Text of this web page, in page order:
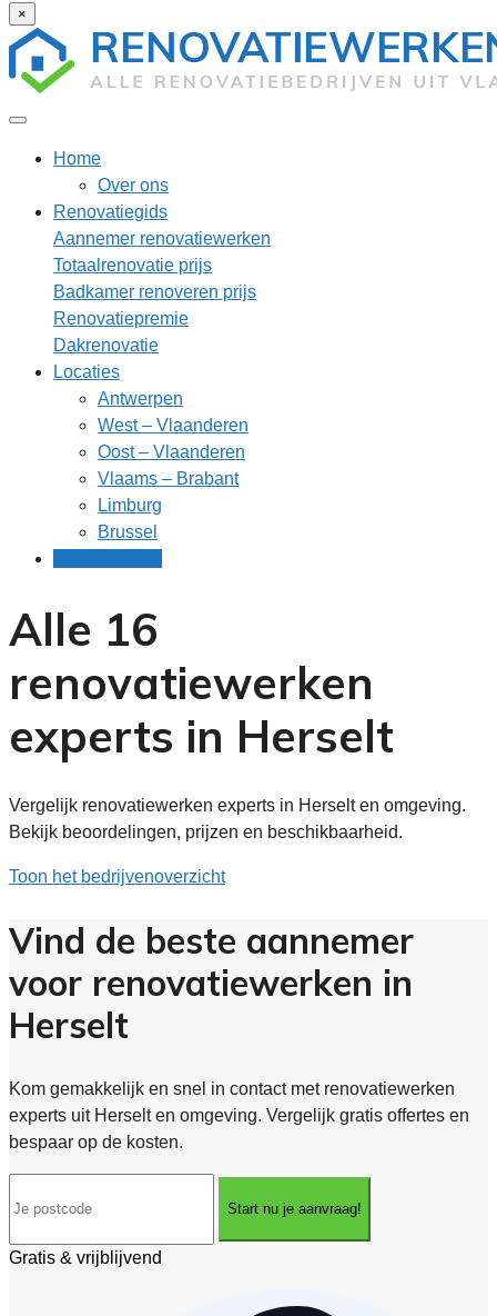
×
Home
Over ons
Renovatiegids
Aannemer renovatiewerken
Totaalrenovatie prijs
Badkamer renoveren prijs
Renovatiepremie
Dakrenovatie
Locaties
Antwerpen
West – Vlaanderen
Oost – Vlaanderen
Vlaams – Brabant
Limburg
Brussel
Alle 16
renovatiewerken
experts in Herselt
Vergelijk renovatiewerken experts in Herselt en omgeving.
Bekijk beoordelingen, prijzen en beschikbaarheid.
Toon het bedrijvenoverzicht
Vind de beste aannemer
voor renovatiewerken in
Herselt
Kom gemakkelijk en snel in contact met renovatiewerken
experts uit Herselt en omgeving. Vergelijk gratis offertes en
bespaar op de kosten.
Start nu je aanvraag!
Gratis & vrijblijvend